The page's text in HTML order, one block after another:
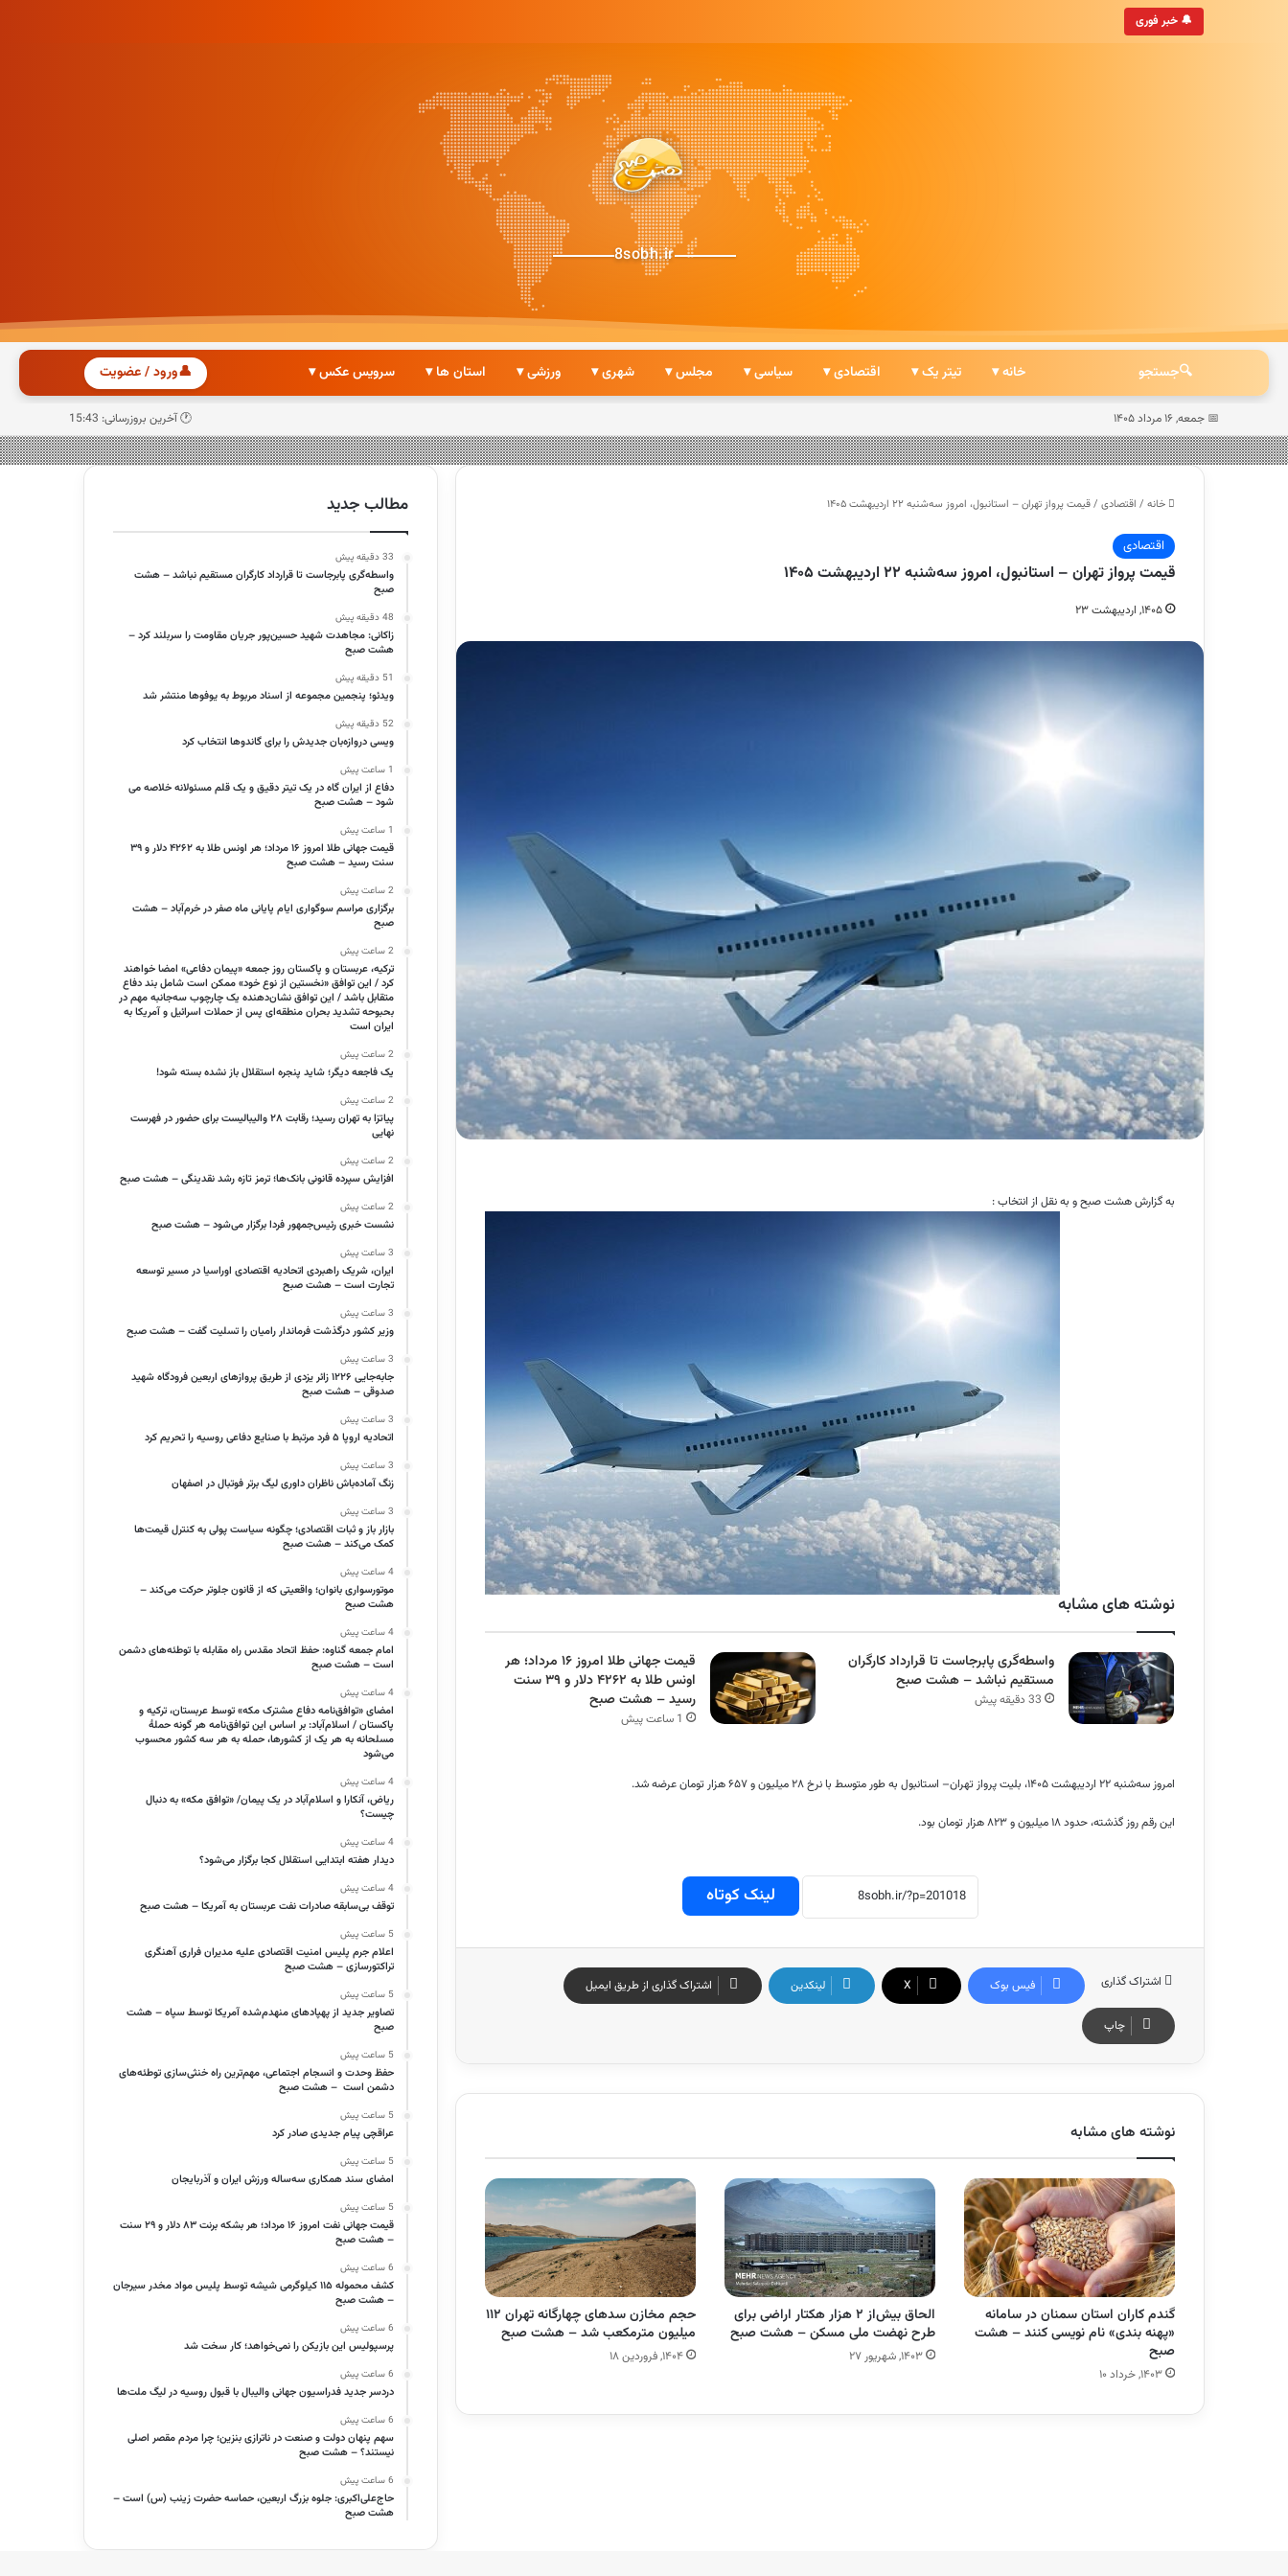
🔔 خبر فوری
• به‌روزترین خبرگزاری ایرانی
8sobh.ir
🔍جستجو خانه ▾ تیتر یک ▾ اقتصادی ▾ سیاسی ▾ مجلس ▾ شهری ▾ ورزشی ▾ استان ها ▾ سرویس عکس ▾ 👤ورود / عضویت
📅 جمعه, ۱۶ مرداد ۱۴۰۵ 🕐 آخرین بروزرسانی: 15:43
خانه / اقتصادی /قیمت پرواز تهران – استانبول، امروز سه‌شنبه ۲۲ اردیبهشت ۱۴۰۵
اقتصادی
قیمت پرواز تهران – استانبول، امروز سه‌شنبه ۲۲ اردیبهشت ۱۴۰۵
۱۴۰۵, اردیبهشت ۲۳
به گزارش هشت صبح و به نقل از انتخاب :
نوشته های مشابه
واسطه‌گری پابرجاست تا قرارداد کارگران
مستقیم نباشد – هشت صبح
33 دقیقه پیش
قیمت جهانی طلا امروز ۱۶ مرداد؛ هر
اونس طلا به ۴۲۶۲ دلار و ۳۹ سنت
رسید – هشت صبح
1 ساعت پیش
امروز سه‌شنبه ۲۲ اردیبهشت ۱۴۰۵، بلیت پرواز تهران– استانبول به طور متوسط با نرخ ۲۸ میلیون و ۶۵۷ هزار تومان عرضه شد.
این رقم روز گذشته، حدود ۱۸ میلیون و ۸۲۳ هزار تومان بود.
لینک کوتاه
اشتراک گذاری فیس بوک X لینکدین اشتراک گذاری از طریق ایمیل
چاپ
نوشته های مشابه
گندم کاران استان سمنان در سامانه
«پهنه بندی» نام نویسی کنند – هشت
صبح
۱۴۰۳, خرداد ۱۰
الحاق ‌بیش‌از ۲ هزار هکتار اراضی برای
طرح نهضت ملی مسکن – هشت صبح
۱۴۰۳, شهریور ۲۷
حجم مخازن سدهای چهارگانه تهران ۱۱۲
میلیون مترمکعب شد – هشت صبح
۱۴۰۴, فروردین ۱۸
مطالب جدید
33 دقیقه پیش
واسطه‌گری پابرجاست تا قرارداد کارگران مستقیم نباشد – هشت
صبح
48 دقیقه پیش
زاکانی: مجاهدت شهید حسین‌پور جریان مقاومت را سربلند کرد –
هشت صبح
51 دقیقه پیش
ویدئو؛ پنجمین مجموعه از اسناد مربوط به یوفوها منتشر شد
52 دقیقه پیش
ویسی دروازه‌بان جدیدش را برای گاندوها انتخاب کرد
1 ساعت پیش
دفاع از ایران گاه در یک تیتر دقیق و یک قلم مسئولانه خلاصه می
شود – هشت صبح
1 ساعت پیش
قیمت جهانی طلا امروز ۱۶ مرداد؛ هر اونس طلا به ۴۲۶۲ دلار و ۳۹
سنت رسید – هشت صبح
2 ساعت پیش
برگزاری مراسم سوگواری ایام پایانی ماه صفر در خرم‌آباد – هشت
صبح
2 ساعت پیش
ترکیه، عربستان و پاکستان روز جمعه «پیمان دفاعی» امضا خواهند
کرد / این توافق «نخستین از نوع خود» ممکن است شامل بند دفاع
متقابل باشد / این توافق نشان‌دهنده یک چارچوب سه‌جانبه مهم در
بحبوحه تشدید بحران منطقه‌ای پس از حملات اسرائیل و آمریکا به
ایران است
2 ساعت پیش
یک فاجعه دیگر؛ شاید پنجره استقلال باز نشده بسته شود!
2 ساعت پیش
پیاتزا به تهران رسید؛ رقابت ۲۸ والیبالیست برای حضور در فهرست
نهایی
2 ساعت پیش
افزایش سپرده قانونی بانک‌ها؛ ترمز تازه رشد نقدینگی – هشت صبح
2 ساعت پیش
نشست خبری رئیس‌جمهور فردا برگزار می‌شود – هشت صبح
3 ساعت پیش
ایران، شریک راهبردی اتحادیه اقتصادی اوراسیا در مسیر توسعه
تجارت است – هشت صبح
3 ساعت پیش
وزیر کشور درگذشت فرماندار رامیان را تسلیت گفت – هشت صبح
3 ساعت پیش
جابه‌جایی ۱۲۲۶ زائر یزدی از طریق پروازهای اربعین فرودگاه شهید
صدوقی – هشت صبح
3 ساعت پیش
اتحادیه اروپا ۵ فرد مرتبط با صنایع دفاعی روسیه را تحریم کرد
3 ساعت پیش
زنگ آماده‌باش ناظران داوری لیگ برتر فوتبال در اصفهان
3 ساعت پیش
بازار باز و ثبات اقتصادی؛ چگونه سیاست پولی به کنترل قیمت‌ها
کمک می‌کند – هشت صبح
4 ساعت پیش
موتورسواری بانوان؛ واقعیتی که از قانون جلوتر حرکت می‌کند –
هشت صبح
4 ساعت پیش
امام جمعه گناوه: حفظ اتحاد مقدس راه مقابله با توطئه‌های دشمن
است – هشت صبح
4 ساعت پیش
امضای «توافق‌نامه دفاع مشترک مکه» توسط عربستان، ترکیه و
پاکستان / اسلام‌آباد: بر اساس این توافق‌نامه هر گونه حملهٔ
مسلحانه به هر یک از کشورها، حمله به هر سه کشور محسوب
می‌شود
4 ساعت پیش
ریاض، آنکارا و اسلام‌آباد در یک پیمان/ «توافق مکه» به دنبال
چیست؟
4 ساعت پیش
دیدار هفته ابتدایی استقلال کجا برگزار می‌شود؟
4 ساعت پیش
توقف بی‌سابقه صادرات نفت عربستان به آمریکا – هشت صبح
5 ساعت پیش
اعلام جرم پلیس امنیت اقتصادی علیه مدیران فراری آهنگری
تراکتورسازی – هشت صبح
5 ساعت پیش
تصاویر جدید از پهپادهای منهدم‌شده آمریکا توسط سپاه – هشت
صبح
5 ساعت پیش
حفظ وحدت و انسجام اجتماعی، مهم‌ترین راه خنثی‌سازی توطئه‌های
دشمن است – هشت صبح
5 ساعت پیش
عراقچی پیام جدیدی صادر کرد
5 ساعت پیش
امضای سند همکاری سه‌ساله ورزش ایران و آذربایجان
5 ساعت پیش
قیمت جهانی نفت امروز ۱۶ مرداد؛ هر بشکه برنت ۸۳ دلار و ۲۹ سنت
– هشت صبح
6 ساعت پیش
کشف محموله ۱۱۵ کیلوگرمی شیشه توسط پلیس مواد مخدر سیرجان
– هشت صبح
6 ساعت پیش
پرسپولیس این بازیکن را نمی‌خواهد؛ کار سخت شد
6 ساعت پیش
دردسر جدید فدراسیون جهانی والیبال با قبول روسیه در لیگ ملت‌ها
6 ساعت پیش
سهم پنهان دولت و صنعت در ناترازی بنزین؛ چرا مردم مقصر اصلی
نیستند؟ – هشت صبح
6 ساعت پیش
حاج‌علی‌اکبری: جلوه بزرگ اربعین، حماسه حضرت زینب (س) است –
هشت صبح